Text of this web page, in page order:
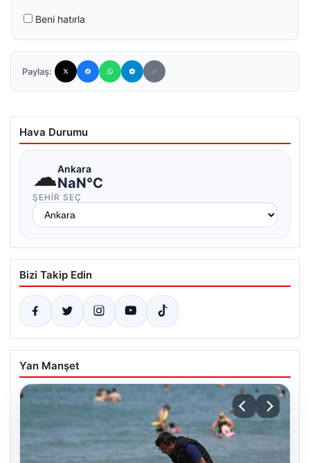
Beni hatırla
Paylaş:
Hava Durumu
☁Ankara
NaN°C
ŞEHIR SEÇ
Bizi Takip Edin
Yan Manşet